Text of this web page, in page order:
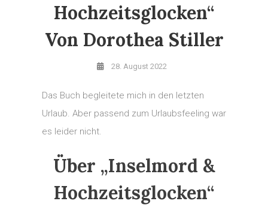
Hochzeitsglocken“
Von Dorothea Stiller
28. August 2022
Das Buch begleitete mich in den letzten
Urlaub. Aber passend zum Urlaubsfeeling war
es leider nicht.
Über „Inselmord &
Hochzeitsglocken“